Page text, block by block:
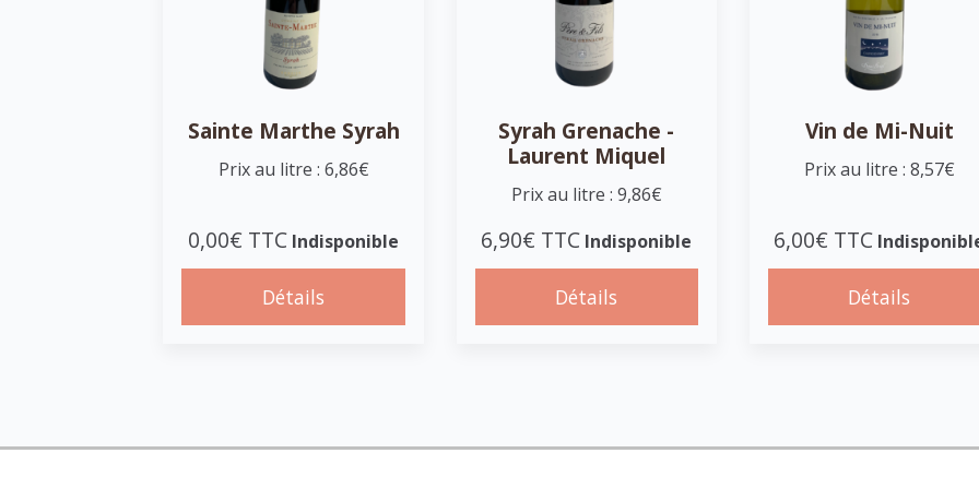
Sainte Marthe Syrah
Prix au litre : 6,86€
0,00€ TTC Indisponible
Détails
Syrah Grenache -
Laurent Miquel
Prix au litre : 9,86€
6,90€ TTC Indisponible
Détails
Vin de Mi-Nuit
Prix au litre : 8,57€
6,00€ TTC
Détails